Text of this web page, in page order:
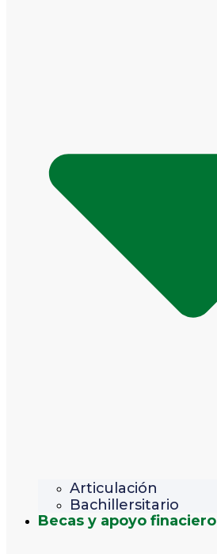
Articulación
Bachillersitario
Becas y apoyo finaciero